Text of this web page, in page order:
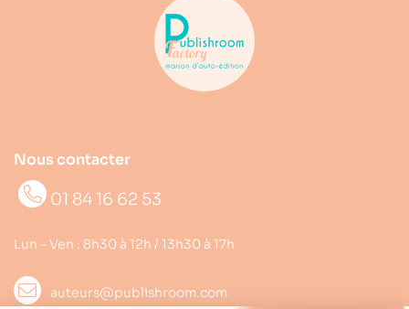
Nous contacter
01 84 16 62 53
Lun – Ven : 8h30 à 12h / 13h30 à 17h
auteurs@publishroom.com